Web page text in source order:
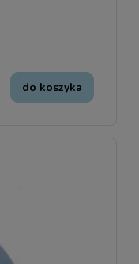
do koszyka